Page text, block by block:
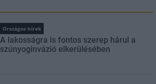
Országos hírek
A lakosságra is fontos szerep hárul a
szúnyoginvázió elkerülésében